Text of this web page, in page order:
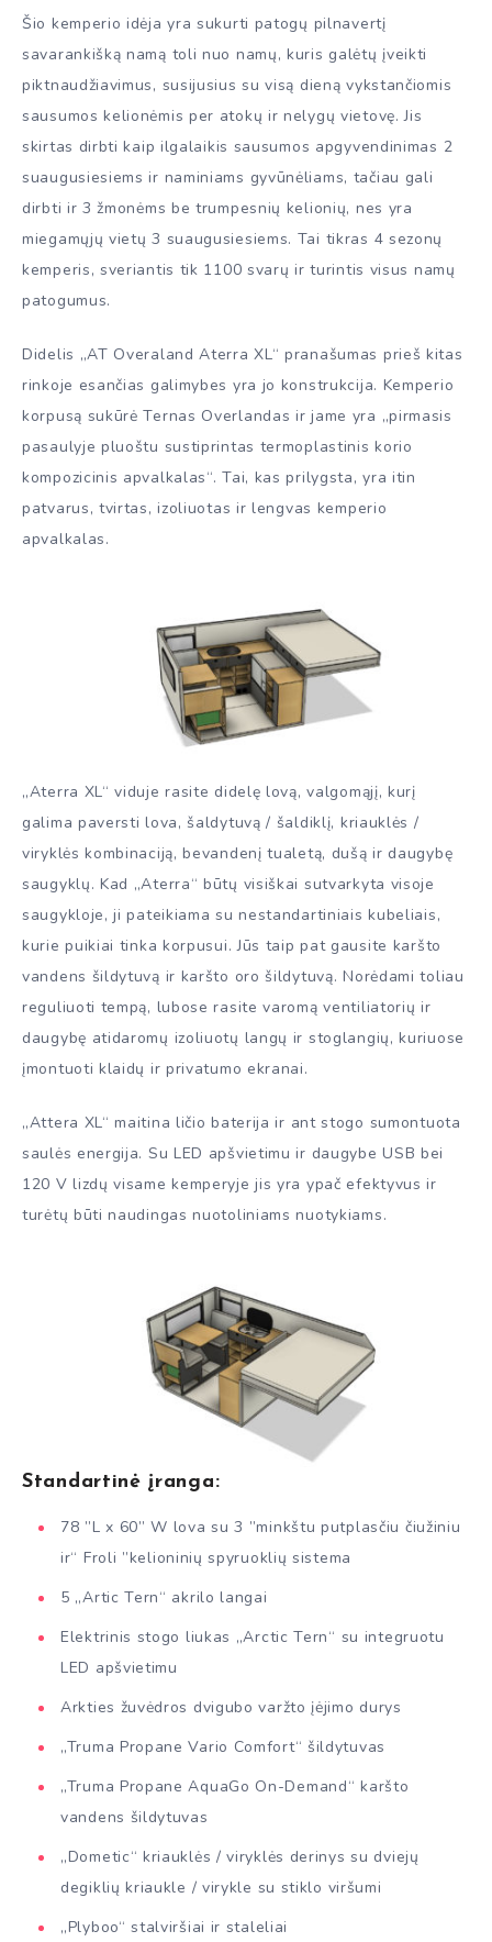
Šio kemperio idėja yra sukurti patogų pilnavertį
savarankišką namą toli nuo namų, kuris galėtų įveikti
piktnaudžiavimus, susijusius su visą dieną vykstančiomis
sausumos kelionėmis per atokų ir nelygų vietovę. Jis
skirtas dirbti kaip ilgalaikis sausumos apgyvendinimas 2
suaugusiesiems ir naminiams gyvūnėliams, tačiau gali
dirbti ir 3 žmonėms be trumpesnių kelionių, nes yra
miegamųjų vietų 3 suaugusiesiems. Tai tikras 4 sezonų
kemperis, sveriantis tik 1100 svarų ir turintis visus namų
patogumus.
Didelis „AT Overaland Aterra XL“ pranašumas prieš kitas
rinkoje esančias galimybes yra jo konstrukcija. Kemperio
korpusą sukūrė Ternas Overlandas ir jame yra „pirmasis
pasaulyje pluoštu sustiprintas termoplastinis korio
kompozicinis apvalkalas“. Tai, kas prilygsta, yra itin
patvarus, tvirtas, izoliuotas ir lengvas kemperio
apvalkalas.
„Aterra XL“ viduje rasite didelę lovą, valgomąjį, kurį
galima paversti lova, šaldytuvą / šaldiklį, kriauklės /
viryklės kombinaciją, bevandenį tualetą, dušą ir daugybę
saugyklų. Kad „Aterra“ būtų visiškai sutvarkyta visoje
saugykloje, ji pateikiama su nestandartiniais kubeliais,
kurie puikiai tinka korpusui. Jūs taip pat gausite karšto
vandens šildytuvą ir karšto oro šildytuvą. Norėdami toliau
reguliuoti tempą, lubose rasite varomą ventiliatorių ir
daugybę atidaromų izoliuotų langų ir stoglangių, kuriuose
įmontuoti klaidų ir privatumo ekranai.
„Attera XL“ maitina ličio baterija ir ant stogo sumontuota
saulės energija. Su LED apšvietimu ir daugybe USB bei
120 V lizdų visame kemperyje jis yra ypač efektyvus ir
turėtų būti naudingas nuotoliniams nuotykiams.
Standartinė įranga:
78 ”L x 60” W lova su 3 ”minkštu putplasčiu čiužiniu
ir“ Froli ”kelioninių spyruoklių sistema
5 „Artic Tern“ akrilo langai
Elektrinis stogo liukas „Arctic Tern“ su integruotu
LED apšvietimu
Arkties žuvėdros dvigubo varžto įėjimo durys
„Truma Propane Vario Comfort“ šildytuvas
„Truma Propane AquaGo On-Demand“ karšto
vandens šildytuvas
„Dometic“ kriauklės / viryklės derinys su dviejų
degiklių kriaukle / virykle su stiklo viršumi
„Plyboo“ stalviršiai ir staleliai